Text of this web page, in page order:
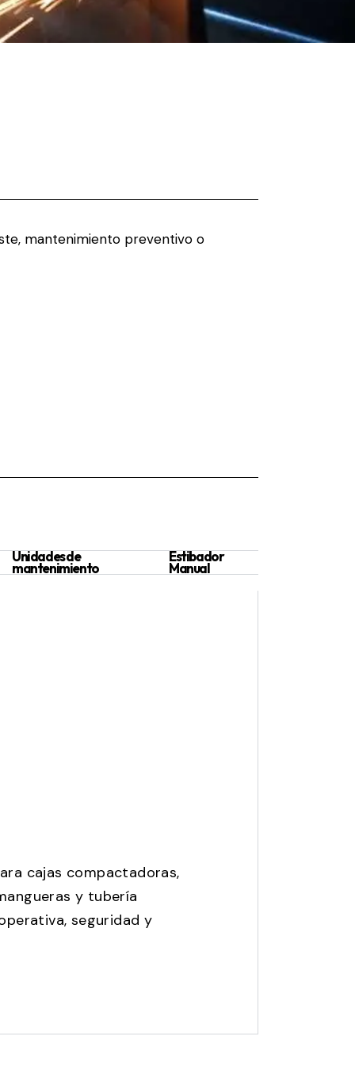
mantenimiento preventivo o
Unidades de
mantenimiento
Estibador
Manual
cajas compactadoras,
y tubería
seguridad y